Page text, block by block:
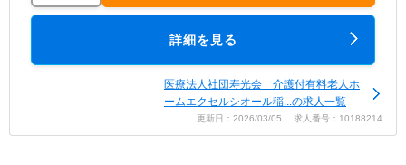
詳細を見る
医療法人社団寿光会 介護付有料老人ホ
ームエクセルシオール稲...の求人一覧
更新日：2026/03/05 求人番号：10188214